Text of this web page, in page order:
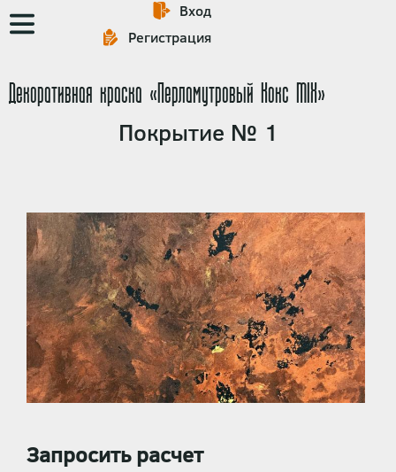
Основная
навигация
Вход
Регистрация
Декоративная краска «Перламутровый Кокс MIX»
Покрытие № 1
Запросить расчет